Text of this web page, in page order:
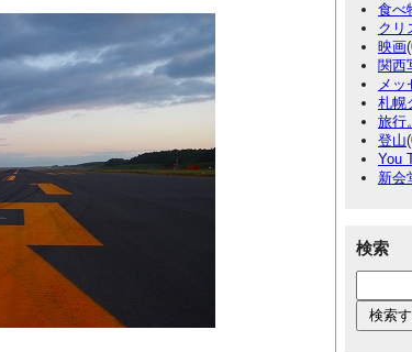
食べ
クリ
映画
関西
メッ
札幌
旅行
登山
You
新会
検索